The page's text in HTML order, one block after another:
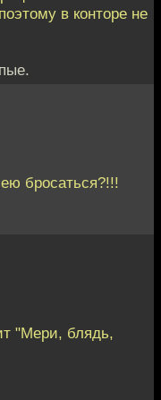
в конторе не
бросаться?!!!
"Мери, блядь,